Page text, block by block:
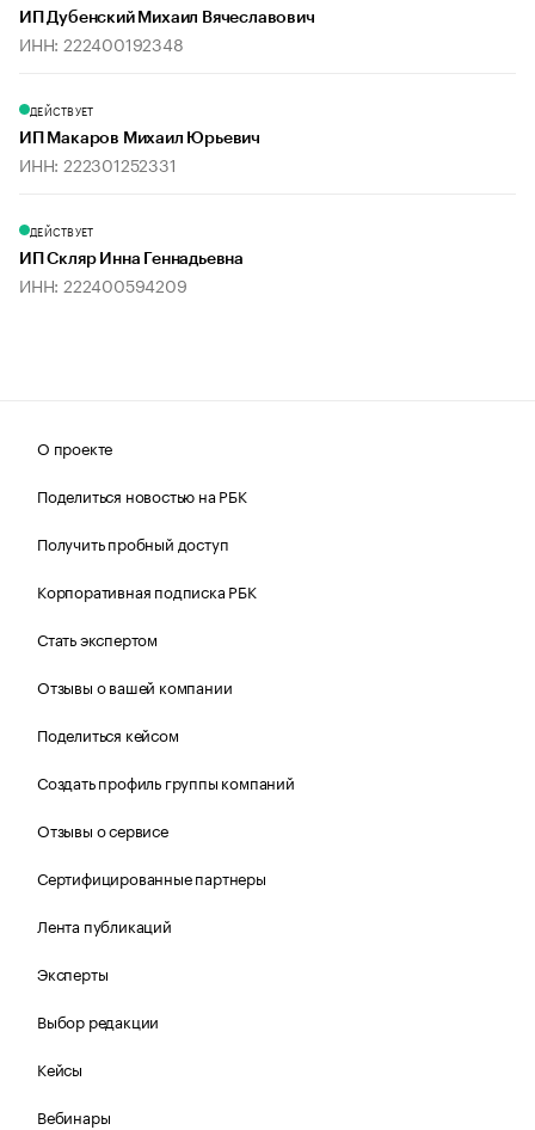
ИП Дубенский Михаил Вячеславович
ИНН: 222400192348
ДЕЙСТВУЕТ
ИП Макаров Михаил Юрьевич
ИНН: 222301252331
ДЕЙСТВУЕТ
ИП Скляр Инна Геннадьевна
ИНН: 222400594209
О проекте
Поделиться новостью на РБК
Получить пробный доступ
Корпоративная подписка РБК
Стать экспертом
Отзывы о вашей компании
Поделиться кейсом
Создать профиль группы компаний
Отзывы о сервисе
Сертифицированные партнеры
Лента публикаций
Эксперты
Выбор редакции
Кейсы
Вебинары